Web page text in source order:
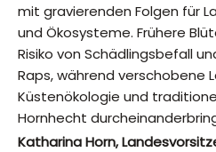
mit gravierenden Folgen für
und Ökosysteme. Frühere
Risiko von Schädlingsbefall
Raps, während verschobene
Küstenökologie und
Hornhecht
Katharina Horn,